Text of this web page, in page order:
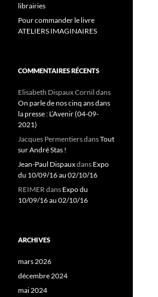
librairies
Pour commander le livre
ATELIERS IMAGINAIRES
COMMENTAIRES RÉCENTS
Elisabeth Dispaux Cornil dans
On parle de nos cinq ans dans
la presse : L’Avenir (04-09-
2021)
Jacques PermentiersdansTout
sur André Stas !
Jean-Paul Dispauxdans Expo
du 10/09/16 au 02/10/16
REIMERdans Expo du
10/09/16 au 02/10/16
ARCHIVES
mars 2026
décembre 2024
mai 2024